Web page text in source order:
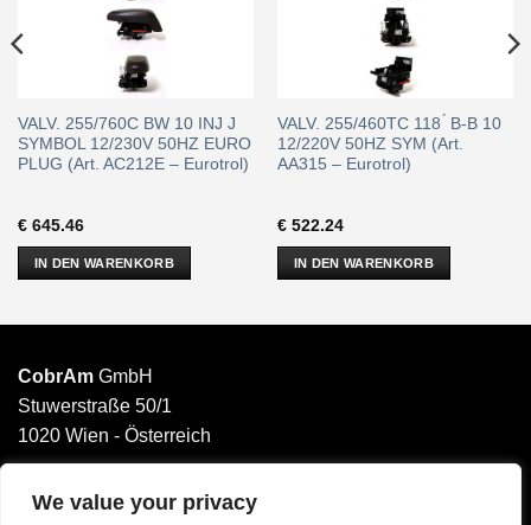
We value your privacy
VALV. 255/760C BW 10 INJ J
SYMBOL 12/230V 50HZ EURO
PLUG (Art. AC212E – Eurotrol)
€645.46
IN DEN WARENKORB
VALV. 255/460TC 118 ́ B-B 10
12/220V 50HZ SYM (Art.
AA315 – Eurotrol)
€522.24
IN DEN WARENKORB
CobrAm GmbH
Stuwerstraße 50/1
1020 Wien - Österreich
______________________
Email: office@cobram.gmbh